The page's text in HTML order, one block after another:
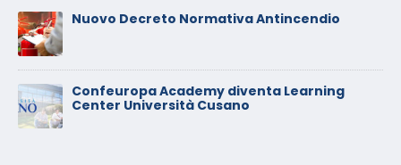
Nuovo Decreto Normativa Antincendio
Confeuropa Academy diventa Learning
Center Università Cusano